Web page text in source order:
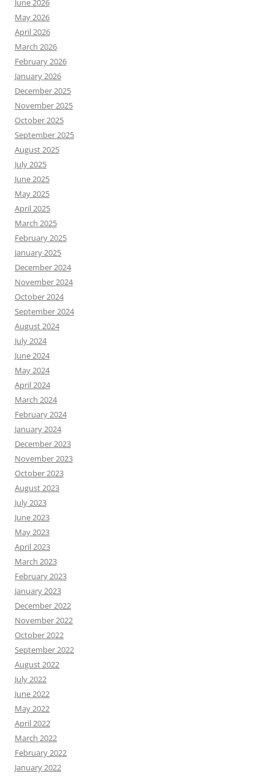
June 2026
May 2026
April 2026
March 2026
February 2026
January 2026
December 2025
November 2025
October 2025
September 2025
August 2025
July 2025
June 2025
May 2025
April 2025
March 2025
February 2025
January 2025
December 2024
November 2024
October 2024
September 2024
August 2024
July 2024
June 2024
May 2024
April 2024
March 2024
February 2024
January 2024
December 2023
November 2023
October 2023
August 2023
July 2023
June 2023
May 2023
April 2023
March 2023
February 2023
January 2023
December 2022
November 2022
October 2022
September 2022
August 2022
July 2022
June 2022
May 2022
April 2022
March 2022
February 2022
January 2022